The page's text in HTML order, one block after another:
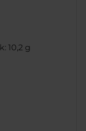
10,2 g